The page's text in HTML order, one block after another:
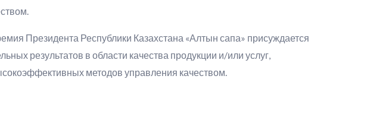
Президента Республики Казахстана «Алтын сапа» присуждается
результатов в области качества продукции и/или услуг,
методов управления качеством.